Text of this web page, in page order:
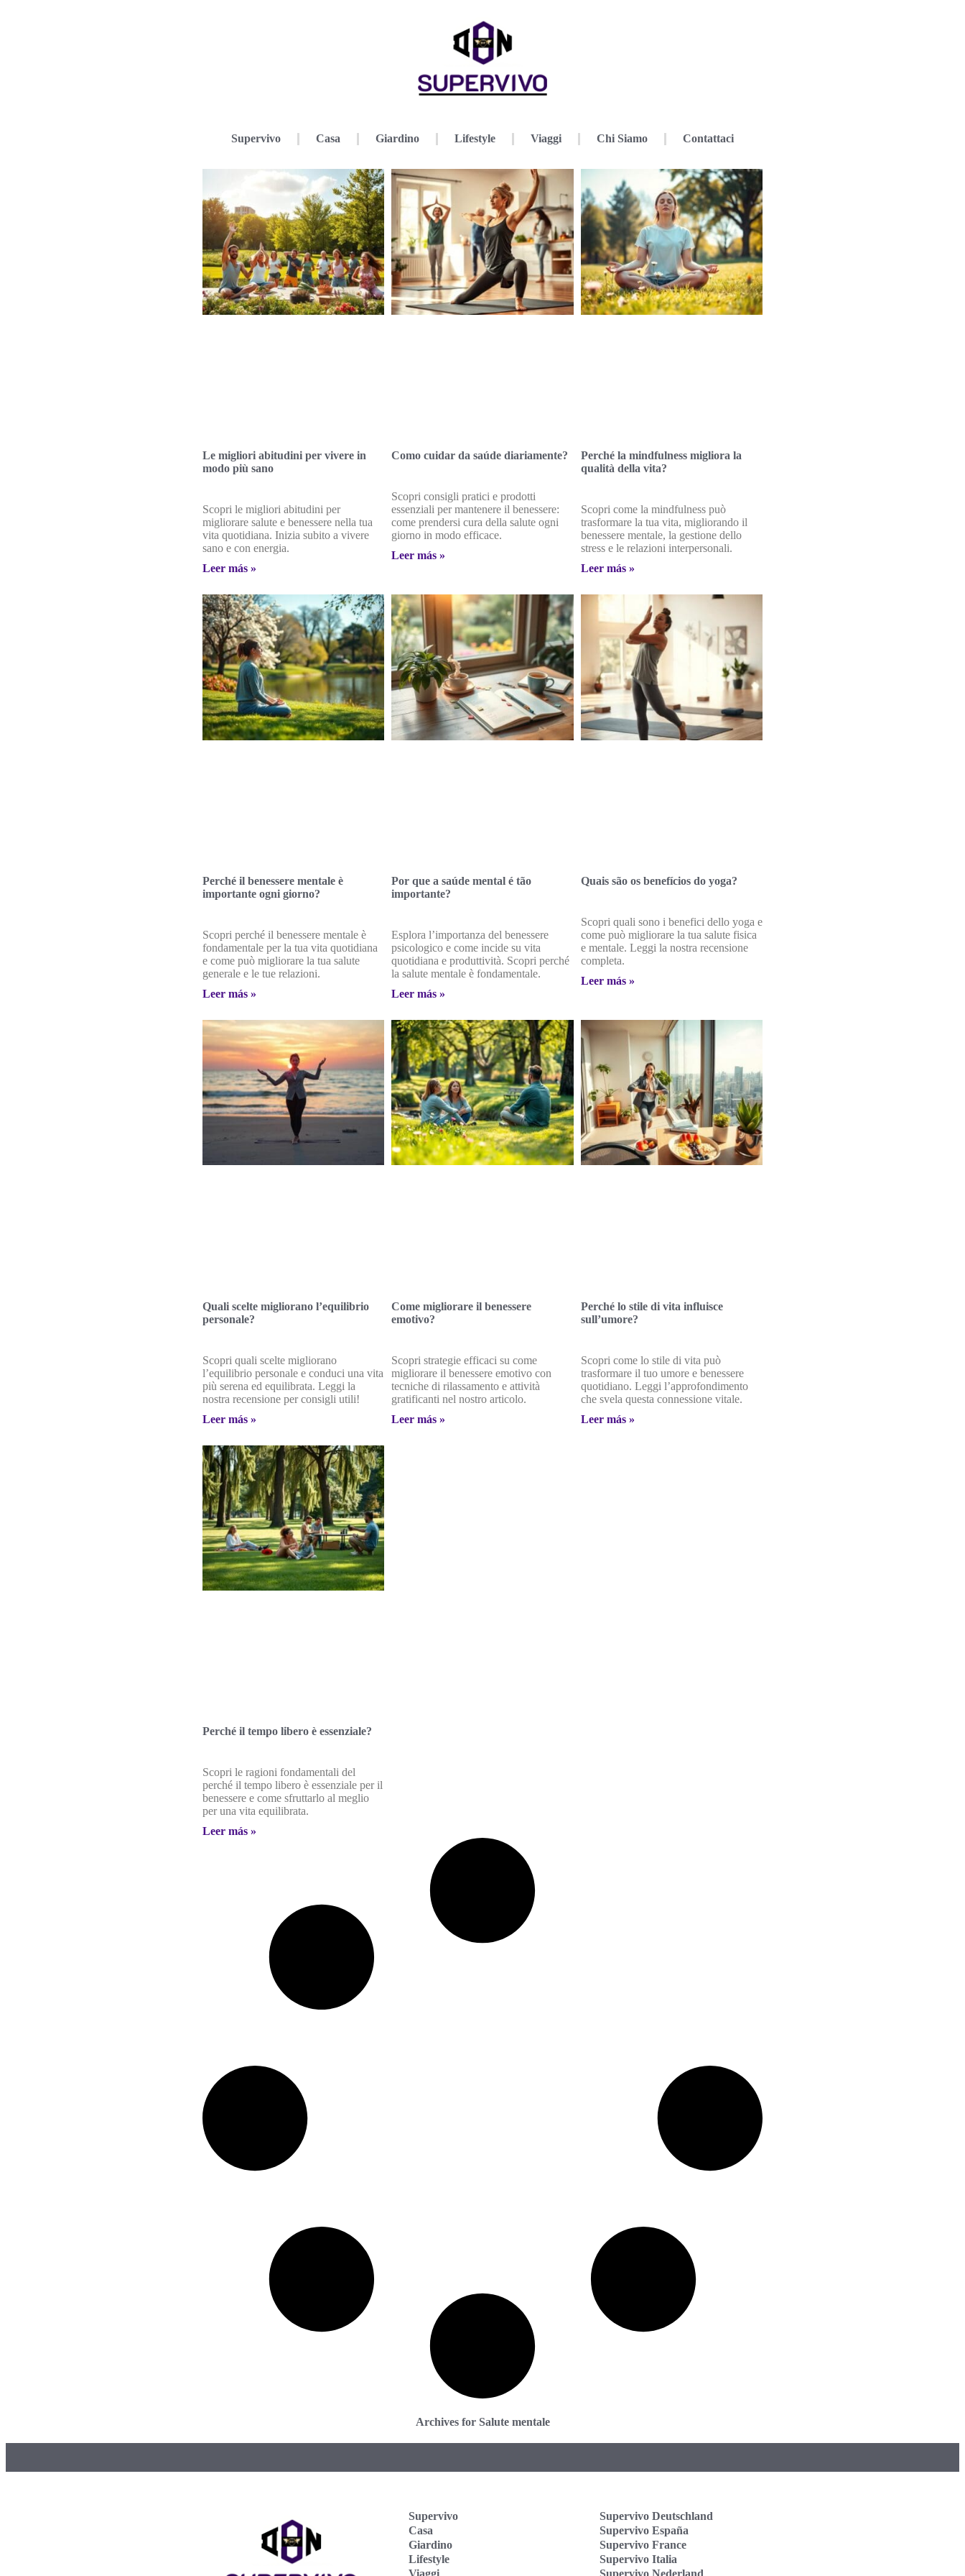
Supervivo Casa Giardino Lifestyle Viaggi Chi Siamo Contattaci
Le migliori abitudini per vivere in
modo più sano
Scopri le migliori abitudini per
migliorare salute e benessere nella tua
vita quotidiana. Inizia subito a vivere
sano e con energia.
Leer más »
Como cuidar da saúde diariamente?
Scopri consigli pratici e prodotti
essenziali per mantenere il benessere:
come prendersi cura della salute ogni
giorno in modo efficace.
Leer más »
Perché la mindfulness migliora la
qualità della vita?
Scopri come la mindfulness può
trasformare la tua vita, migliorando il
benessere mentale, la gestione dello
stress e le relazioni interpersonali.
Leer más »
Perché il benessere mentale è
importante ogni giorno?
Scopri perché il benessere mentale è
fondamentale per la tua vita quotidiana
e come può migliorare la tua salute
generale e le tue relazioni.
Leer más »
Por que a saúde mental é tão
importante?
Esplora l’importanza del benessere
psicologico e come incide su vita
quotidiana e produttività. Scopri perché
la salute mentale è fondamentale.
Leer más »
Quais são os benefícios do yoga?
Scopri quali sono i benefici dello yoga e
come può migliorare la tua salute fisica
e mentale. Leggi la nostra recensione
completa.
Leer más »
Quali scelte migliorano l’equilibrio
personale?
Scopri quali scelte migliorano
l’equilibrio personale e conduci una vita
più serena ed equilibrata. Leggi la
nostra recensione per consigli utili!
Leer más »
Come migliorare il benessere
emotivo?
Scopri strategie efficaci su come
migliorare il benessere emotivo con
tecniche di rilassamento e attività
gratificanti nel nostro articolo.
Leer más »
Perché lo stile di vita influisce
sull’umore?
Scopri come lo stile di vita può
trasformare il tuo umore e benessere
quotidiano. Leggi l’approfondimento
che svela questa connessione vitale.
Leer más »
Perché il tempo libero è essenziale?
Scopri le ragioni fondamentali del
perché il tempo libero è essenziale per il
benessere e come sfruttarlo al meglio
per una vita equilibrata.
Leer más »
Archives for Salute mentale
Supervivo
Casa
Giardino
Lifestyle
Supervivo Deutschland
Supervivo España
Supervivo France
Supervivo Italia